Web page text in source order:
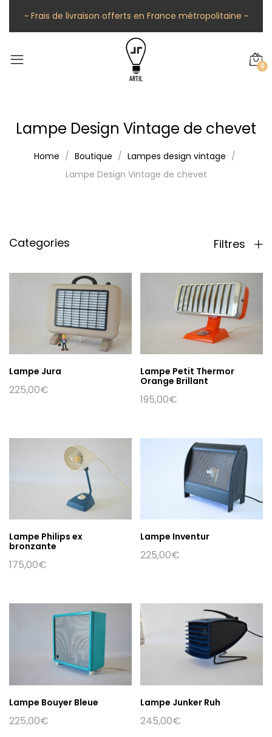
~ Frais de livraison offerts en France métropolitaine ~
0
Lampe Design Vintage de chevet
Home Boutique
Lampes design vintage
Lampe Design Vintage de chevet
Categories Filtres
Lampe Jura
225,00€
Lampe Petit Thermor
Orange Brillant
195,00€
Lampe Philips ex
bronzante
175,00€
Lampe Inventur
225,00€
Lampe Bouyer Bleue
225,00€
Lampe Junker Ruh
245,00€